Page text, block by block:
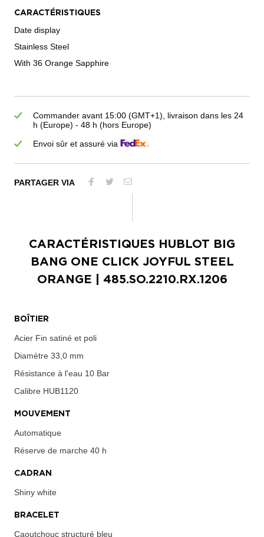
CARACTÉRISTIQUES
Date display
Stainless Steel
With 36 Orange Sapphire
Commander avant 15:00 (GMT+1), livraison dans les 24
h (Europe) - 48 h (hors Europe)
Envoi sûr et assuré via
PARTAGER VIA
CARACTÉRISTIQUES HUBLOT BIG
BANG ONE CLICK JOYFUL STEEL
ORANGE | 485.SO.2210.RX.1206
BOÎTIER
Acier Fin satiné et poli
Diamètre 33,0 mm
Résistance à l'eau 10 Bar
Calibre HUB1120
MOUVEMENT
Automatique
Réserve de marche 40 h
CADRAN
Shiny white
BRACELET
Caoutchouc structuré bleu